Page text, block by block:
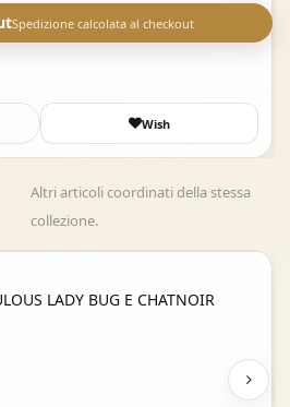
Spedizione calcolata al checkout
Wish
Altri articoli coordinati della stessa
collezione.
Veloce
LADY BUG E CHATNOIR